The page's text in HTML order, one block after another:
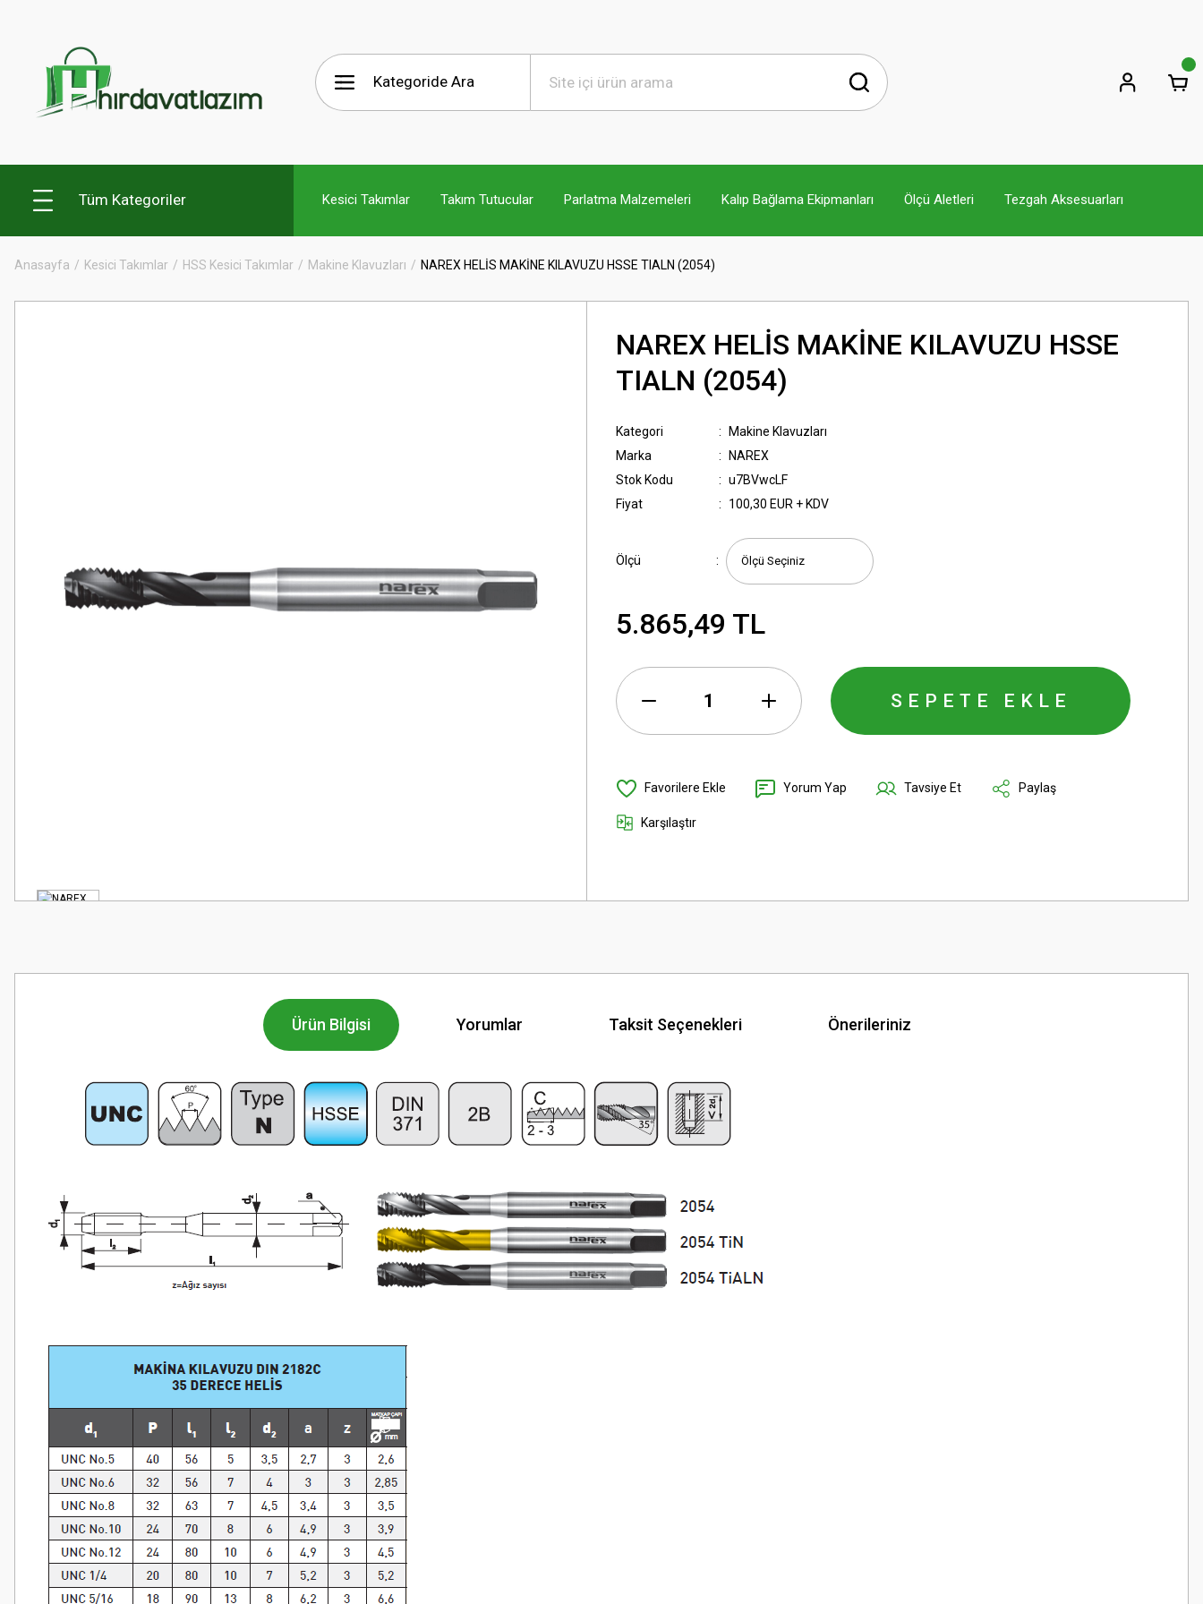
Tüm Kategoriler Kesici Takımlar Takım Tutucular Parlatma Malzemeleri Kalıp Bağlama Ekipmanları Ölçü Aletleri Tezgah Aksesuarları
Anasayfa Kesici Takımlar HSS Kesici Takımlar Makine Klavuzları NAREX HELİS MAKİNE KILAVUZU HSSE TIALN (2054)
NAREX HELİS MAKİNE KILAVUZU HSSE
TIALN (2054)
Kategori
Makine Klavuzları
Marka
NAREX
Stok Kodu
u7BVwcLF
Fiyat
100,30 EUR + KDV
Ölçü
5.865,49 TL
SEPETE EKLE
Yorum Yap Tavsiye Et Paylaş
Karşılaştır
Ürün Bilgisi Yorumlar Taksit Seçenekleri Önerileriniz